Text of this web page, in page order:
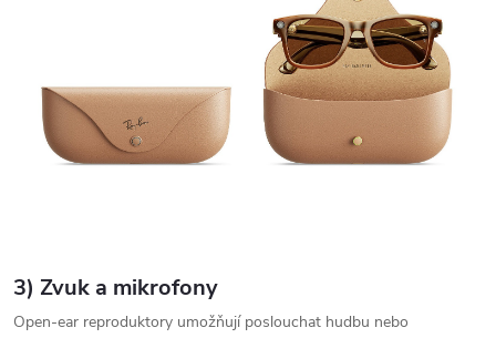
3) Zvuk a mikrofony
Open‑ear reproduktory umožňují poslouchat hudbu nebo